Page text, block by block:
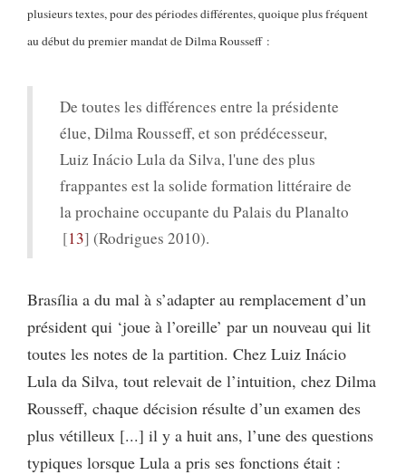
plusieurs textes, pour des périodes différentes, quoique plus fréquent
au début du premier mandat de Dilma Rousseff :
De toutes les différences entre la présidente
élue, Dilma Rousseff, et son prédécesseur,
Luiz Inácio Lula da Silva, l'une des plus
frappantes est la solide formation littéraire de
la prochaine occupante du Palais du Planalto
13 (Rodrigues 2010).
Brasília a du mal à s’adapter au remplacement d’un
président qui ‘joue à l’oreille’ par un nouveau qui lit
toutes les notes de la partition. Chez Luiz Inácio
Lula da Silva, tout relevait de l’intuition, chez Dilma
Rousseff, chaque décision résulte d’un examen des
plus vétilleux [...] il y a huit ans, l’une des questions
typiques lorsque Lula a pris ses fonctions était :